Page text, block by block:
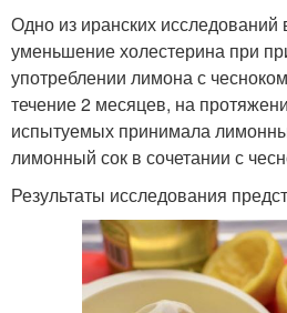
Одно из иранских
уменьшение холестерина при
употреблении лимона с
течение 2 месяцев, на
испытуемых принимала
лимонный сок в сочетании с
Результаты исследования